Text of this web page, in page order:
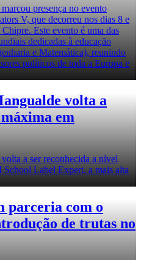
presença no evento
V, que decorreu nos dias 8 e
Este evento é uma das
dedicadas à educação
e Matemática), reunindo
políticos de toda a Europa e
volta a
em
a ser reconhecida a nível
Label Expert, a mais alta
parceria com o
de trutas no